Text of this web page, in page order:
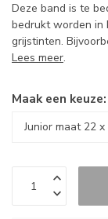
Deze band is te
bedrukt worden
grijstinten.
Lees meer.
Maak een keuze: